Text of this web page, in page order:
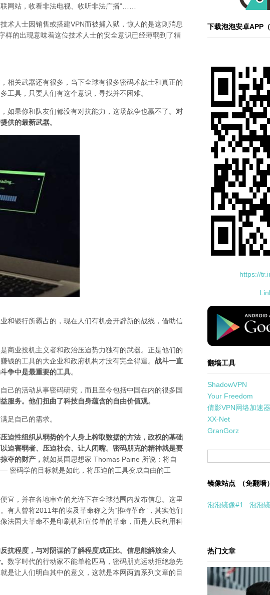
网站，收看非法电视、收听非法广播”……
术人士因销售或搭建VPN而被捕入狱，惊人的是这则消息
样的出现意味着这位技术人士的安全意识已经薄弱到了糟
，相关武器还有很多，当下全球有很多密码术战士和真正的
工具，只要人们有这个意识，寻找并不困难。
如果你和队友们都没有对抗能力，这场战争也赢不了。 对
供的最新武器。
和银行所霸占的，现在人们有机会开辟新的战线，借助信
是商业投机主义者和政治压迫势力独有的武器。正是他们的
钱的工具的大企业和政府机构才没有完全得逞。 战斗一直
争中是最重要的工具。
己的活动从事密码研究，而且至今包括中国在内的很多国
服务。他们扭曲了科技自身蕴含的自由价值观。
足自己的需求。
迫性组织从弱势的个人身上榨取数据的方法，政权的基础
迫害弱者、压迫社会、让人闭嘴。密码朋克的精神就是要
夺的财产 ， 就如英国思想家 Thomas Paine 所说：将自
密码学的目标就是如此，将压迫的工具变成自由的工
宜，并在各地审查的允许下在全球范围内发布信息。这里
有人曾将2011年的埃及革命称之为“推特革命”，其实他们
法国大革命不是印刷机和宣传单的革命，而是人民利用科
反抗程度，与对阴谋的了解程度成正比。信息能解放全人
。 数字时代的行动家不能单枪匹马，密码朋克运动拒绝急先
是让人们明白其中的意义，这就是本网两篇系列文章的目
下载泡泡安卓APP
https://
standard-icon-
翻墙工具
ShadowVPN
Your Freedom
倩影VPN网络加速器
XX-Net
GranGorz
镜像站点 （免翻墙）
泡泡镜像#1 泡泡
热门文章